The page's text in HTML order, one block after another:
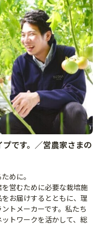
です。／営農家さまの
めに。
営むために必要な栽培施
お届けするとともに、理
トメーカーです。私たち
トワークを活かして、総